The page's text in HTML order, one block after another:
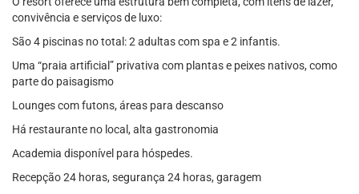
convivência e serviços de luxo:
São 4 piscinas no total: 2 adultas com spa e 2 infantis.
Uma “praia artificial” privativa com plantas e peixes nativos, como
parte do paisagismo
Lounges com futons, áreas para descanso
Há restaurante no local, alta gastronomia
Academia disponível para hóspedes.
Recepção 24 horas, segurança 24 horas, garagem